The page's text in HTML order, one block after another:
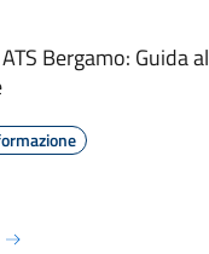
Bergamo: Guida